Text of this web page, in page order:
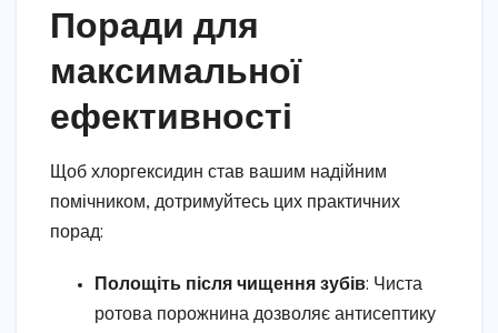
Поради для
максимальної
ефективності
Щоб хлоргексидин став вашим надійним
помічником, дотримуйтесь цих практичних
порад:
Полощіть після чищення зубів: Чиста
ротова порожнина дозволяє антисептику